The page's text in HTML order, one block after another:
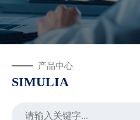
产品中心
SIMULIA